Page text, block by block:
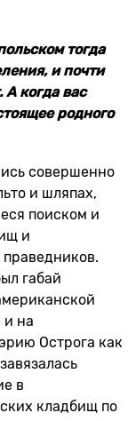
тогда
и почти
когда вас
родного
совершенно
и шляпах,
поиском и
и
габай
и на
Острога как
в
кладбищ по